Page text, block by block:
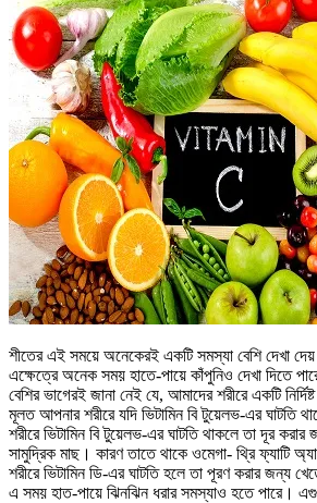
শীতের এই সময়ে অনেকেরই একটি সমস্যা বেশি দেখা
এক্ষেত্রে অনেক সময় হাতে-পায়ে কাঁপুনিও দেখা দিতে
বেশির ভাগেরই জানা নেই যে, আমাদের শরীরে একটি
মূলত আপনার শরীরে যদি ভিটামিন বি টুয়েলভ-এর ঘাটতি
শরীরে ভিটামিন বি টুয়েলভ-এর ঘাটতি থাকলে তা দূর
সামুদ্রিক মাছ। কারণ তাতে থাকে ওমেগা- থ্রি ফ্যাটি
শরীরে ভিটামিন ডি-এর ঘাটতি হলে তা পূরণ করার জন্য
এ সময় হাত-পায়ে ঝিনঝিন ধরার সমস্যাও হতে পারে।